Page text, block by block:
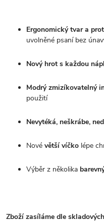
Ergonomický tvar a
uvolněné psaní bez
Nový hrot s každou
Modrý zmizíkovatelný
použití
Nevytéká, neškrábe,
Nové větší víčko lépe
Výběr z několika
Zboží zasíláme dle